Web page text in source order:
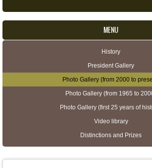
MENU
History
President Gallery
Photo Gallery (from 2000 to
Photo Gallery (from 1965 to
Photo Gallery (first 25 years of
Video library
Distinctions and Prizes